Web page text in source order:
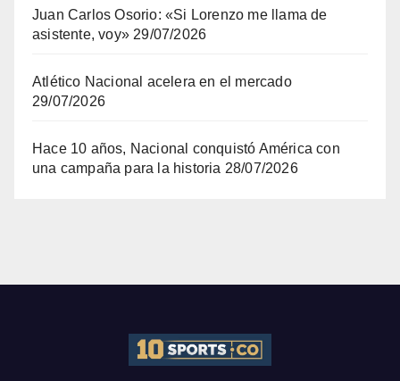
Juan Carlos Osorio: «Si Lorenzo me llama de
asistente, voy» 29/07/2026
Atlético Nacional acelera en el mercado
29/07/2026
Hace 10 años, Nacional conquistó América con
una campaña para la historia 28/07/2026